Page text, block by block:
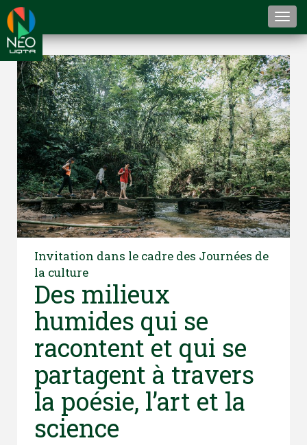
Invitation dans le cadre des Journées de
la culture
Des milieux
humides qui se
racontent et qui se
partagent à travers
la poésie, l’art et la
science